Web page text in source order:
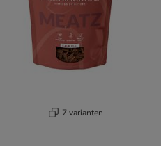
7 varianten